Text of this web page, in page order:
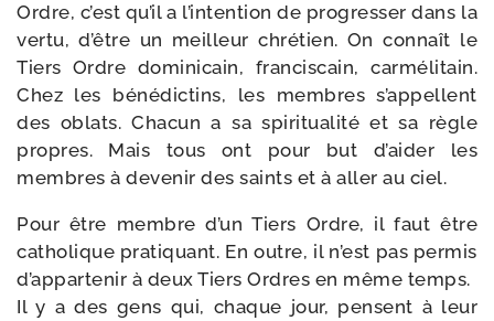
Ordre, c’est qu’il a l’intention de pro­gres­ser dans la
ver­tu, d’être un meilleur chré­tien. On connaît le
Tiers Ordre domi­ni­cain, fran­cis­cain, car­mé­li­tain.
Chez les béné­dic­tins, les membres s’appellent
des oblats. Chacun a sa spi­ri­tua­li­té et sa règle
propres. Mais tous ont pour but d’aider les
membres à deve­nir des saints et à aller au ciel.
Pour être membre d’un Tiers Ordre, il faut être
catho­lique pra­ti­quant. En outre, il n’est pas per­mis
d’appartenir à deux Tiers Ordres en même temps.
Il y a des gens qui, chaque jour, pensent à leur